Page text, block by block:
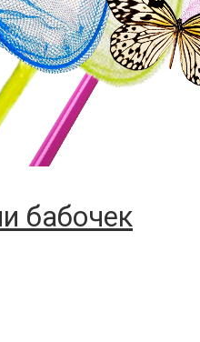
бабочек